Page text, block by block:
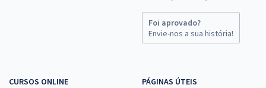
Foi aprovado?
Envie-nos a sua história!
CURSOS ONLINE PÁGINAS ÚTEIS